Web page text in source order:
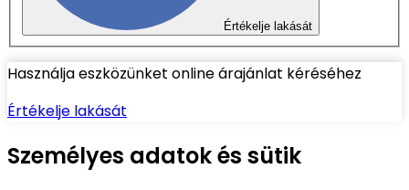
Értékelje lakását
Használja eszközünket online árajánlat kéréséhez
Értékelje lakását
Személyes adatok és sütik